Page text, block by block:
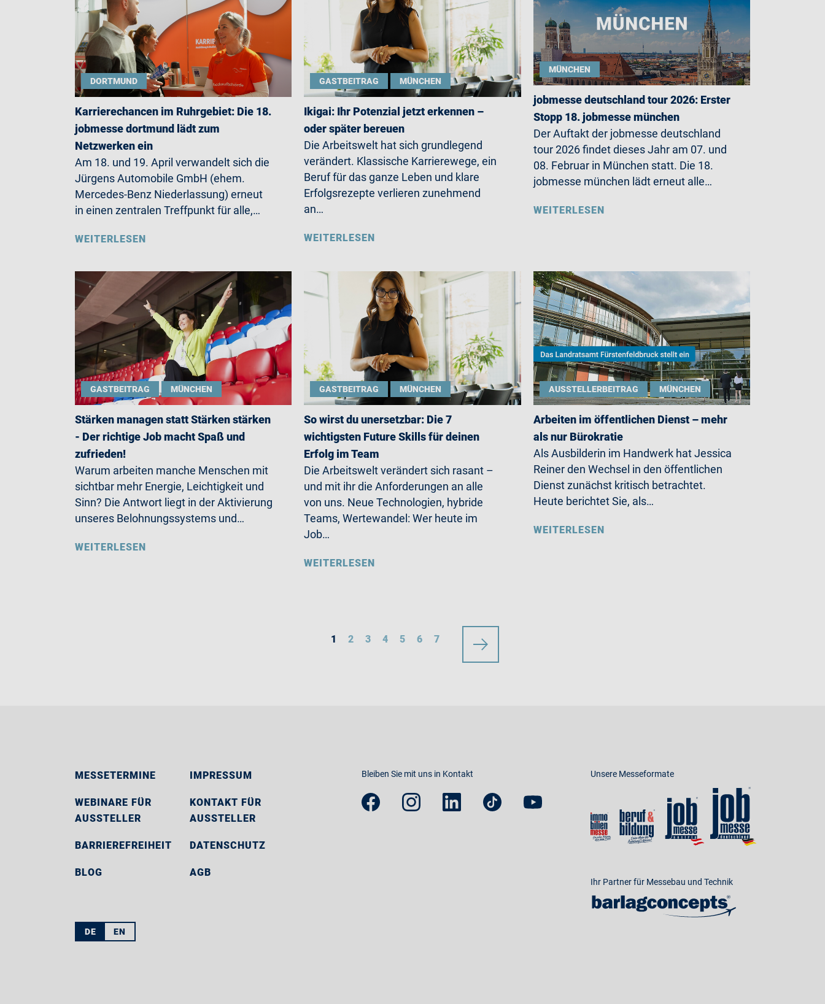
DORTMUND
Karrierechancen im Ruhrgebiet: Die 18.
jobmesse dortmund lädt zum
Netzwerken ein
Am 18. und 19. April verwandelt sich die
Jürgens Automobile GmbH (ehem.
Mercedes-Benz Niederlassung) erneut
in einen zentralen Treffpunkt für alle,…
WEITERLESEN
GASTBEITRAG MÜNCHEN
Ikigai: Ihr Potenzial jetzt erkennen –
oder später bereuen
Die Arbeitswelt hat sich grundlegend
verändert. Klassische Karrierewege, ein
Beruf für das ganze Leben und klare
Erfolgsrezepte verlieren zunehmend
an…
WEITERLESEN
MÜNCHEN
jobmesse deutschland tour 2026: Erster
Stopp 18. jobmesse münchen
Der Auftakt der jobmesse deutschland
tour 2026 findet dieses Jahr am 07. und
08. Februar in München statt. Die 18.
jobmesse münchen lädt erneut alle…
WEITERLESEN
GASTBEITRAG MÜNCHEN
Stärken managen statt Stärken stärken
- Der richtige Job macht Spaß und
zufrieden!
Warum arbeiten manche Menschen mit
sichtbar mehr Energie, Leichtigkeit und
Sinn? Die Antwort liegt in der Aktivierung
unseres Belohnungssystems und…
WEITERLESEN
GASTBEITRAG MÜNCHEN
So wirst du unersetzbar: Die 7
wichtigsten Future Skills für deinen
Erfolg im Team
Die Arbeitswelt verändert sich rasant –
und mit ihr die Anforderungen an alle
von uns. Neue Technologien, hybride
Teams, Wertewandel: Wer heute im
Job…
WEITERLESEN
AUSSTELLERBEITRAG MÜNCHEN
Arbeiten im öffentlichen Dienst – mehr
als nur Bürokratie
Als Ausbilderin im Handwerk hat Jessica
Reiner den Wechsel in den öffentlichen
Dienst zunächst kritisch betrachtet.
Heute berichtet Sie, als…
WEITERLESEN
1 2 3 4 5 6 7
MESSETERMINE
WEBINARE FÜR
AUSSTELLER
BARRIEREFREIHEIT
BLOG
IMPRESSUM
KONTAKT FÜR
AUSSTELLER
DATENSCHUTZ
AGB
Bleiben Sie mit uns in Kontakt Unsere Messeformate
Ihr Partner für Messebau und Technik
DE EN